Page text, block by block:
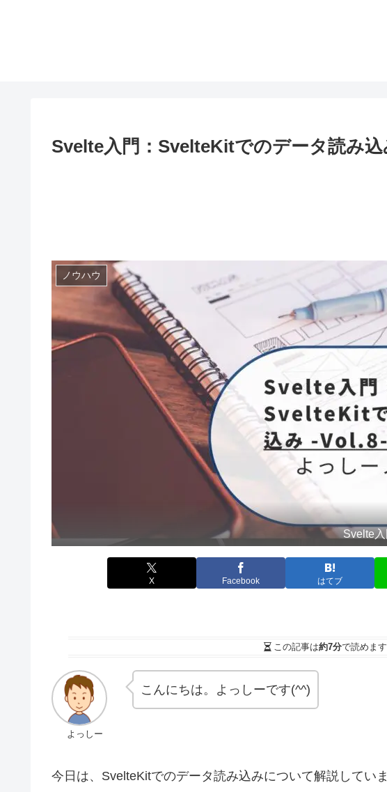
Svelte入門：SvelteKitでのデータ読み込
ノウハウ
Svelte
X Facebook はてブ
この記事は約7分で読めます
よっしー
こんにちは。よっしーです(^^)
今日は、SvelteKitでのデータ読み込みについて解説していま